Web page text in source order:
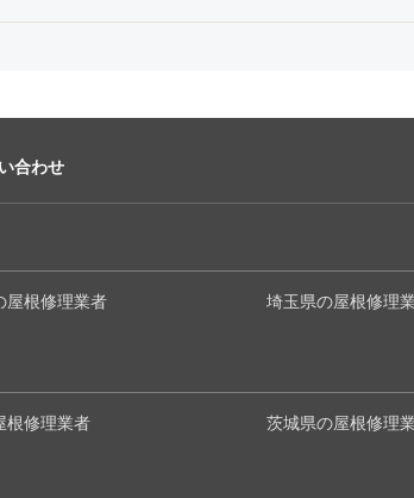
合わせ
屋根修理業者 埼玉県の屋根修理
根修理業者 茨城県の屋根修理